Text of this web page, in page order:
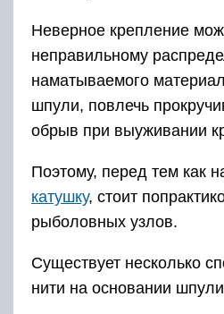
Неверное крепление
неправильному
наматываемого
шпули, повлечь
обрыв при выуживании
Поэтому, перед тем как
катушку, стоит
рыболовных узлов.
Существует несколько
нити на основании